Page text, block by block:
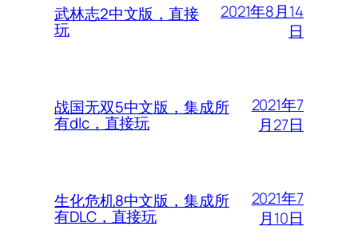
武林志2中文版，直接
玩
2021年8月14
日
战国无双5中文版，集成所
有dlc，直接玩
2021年7
月27日
生化危机8中文版，集成所
有DLC，直接玩
2021年7
月10日